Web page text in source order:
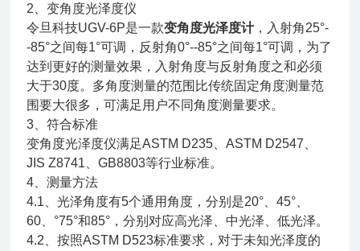
2、变角度光泽度仪
令旦科技UGV-6P是一款变角度光泽度计，入射角25°-
-85°之间每1°可调，反射角0°--85°之间每1°可调，为了
达到更好的测量效果，入射角度与反射角度之和必须
大于30度。多角度测量的范围比传统固定角度测量范
围要大很多，可满足用户不同角度测量要求。
3、符合标准
变角度光泽度仪满足ASTM D235、ASTM D2547、
JIS Z8741、GB8803等行业标准。
4、测量方法
4.1、光泽角度有5个通用角度，分别是20°、45°、
60、°75°和85°，分别对应高光泽、中光泽、低光泽。
4.2、按照ASTM D523标准要求，对于未知光泽度的